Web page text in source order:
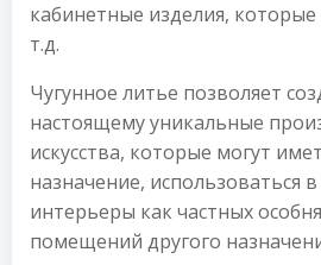
кабинетные изделия,
т.д.
Чугунное литье позволяет
настоящему уникальные
искусства, которые могут
назначение, использоваться
интерьеры как частных
помещений другого